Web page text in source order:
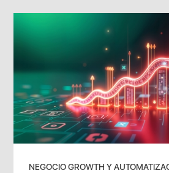
NEGOCIO GROWTH Y